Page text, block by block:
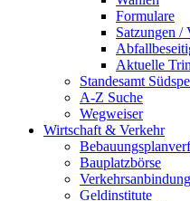
Formulare
Satzungen /
Aktuelle
Standesamt
A-Z Suche
Wegweiser
Wirtschaft & Verkehr
Bauplatzbörse
Geldinstitute